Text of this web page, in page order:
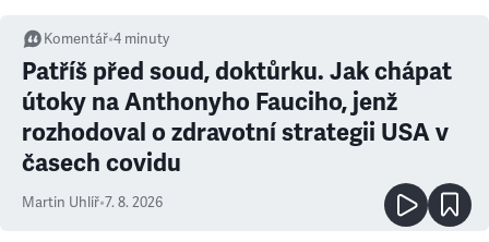
Komentář•4 minuty
Patříš před soud, doktůrku. Jak chápat
útoky na Anthonyho Fauciho, jenž
rozhodoval o zdravotní strategii USA v
časech covidu
Martin Uhlíř•7. 8. 2026